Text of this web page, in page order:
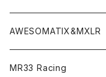
TA08
TA08R
Option Parts For XRAY
Option Parts For
CRESR RS120
CREST Modi Motor
Special Set（
Awesomatix
A800MMX
XRAY
Pit Accessories
Radio Accessories
F1ULTRA
RUBBER TIRES＆WHEEL
Decoder
Transponder
AWESOMATIX&MXLR
A800R（KIT＆Spare &
MR33 Racing